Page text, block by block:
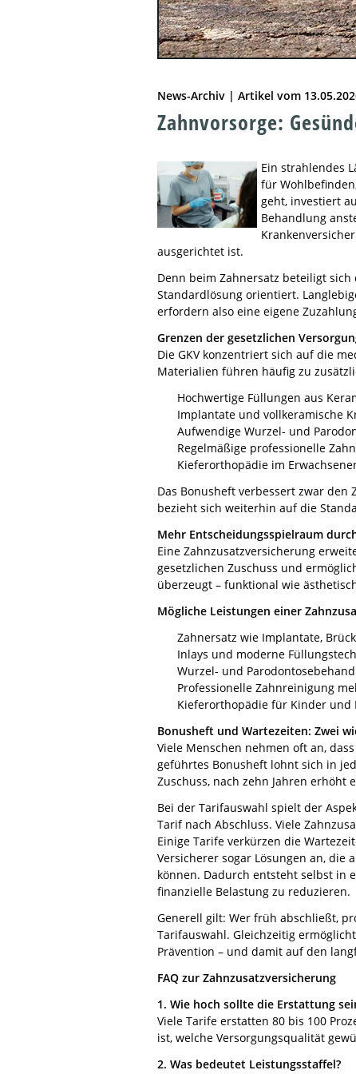
News-Archiv | Artikel vom
Zahnvorsorge:
Ein strahlendes
für
geht, investiert
Behandlung
ausgerichtet ist.
Denn beim Zahnersatz beteiligt
Standardlösung orientiert.
erfordern also eine eigene
Grenzen der gesetzlichen
Die GKV konzentriert sich auf die
Materialien führen häufig zu
Hochwertige Füllungen aus
Implantate und vollkeramische
Aufwendige Wurzel- und
Regelmäßige professionelle
Kieferorthopädie im
Das Bonusheft verbessert zwar den
bezieht sich weiterhin auf die
Mehr Entscheidungsspielraum
Eine Zahnzusatzversicherung
gesetzlichen Zuschuss und
überzeugt – funktional wie
Mögliche Leistungen einer
Zahnersatz wie Implantate,
Inlays und moderne
Wurzel- und
Professionelle Zahnreinigung
Kieferorthopädie für Kinder und
Bonusheft und Wartezeiten: Zwei
Viele Menschen nehmen oft an,
geführtes Bonusheft lohnt sich in
Zuschuss, nach zehn Jahren erhöht
Bei der Tarifauswahl spielt der
Tarif nach Abschluss. Viele
Einige Tarife verkürzen die
Versicherer sogar Lösungen an,
können. Dadurch entsteht selbst in
finanzielle Belastung zu reduzieren.
Generell gilt: Wer früh abschließt,
Tarifauswahl. Gleichzeitig
Prävention – und damit auf den
FAQ zur Zahnzusatzversicherung
1. Wie hoch sollte die Erstattung
Viele Tarife erstatten 80 bis 100
ist, welche Versorgungsqualität
2. Was bedeutet Leistungsstaffel?